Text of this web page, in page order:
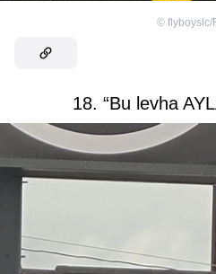
© flyboyslc/
18. “Bu levha